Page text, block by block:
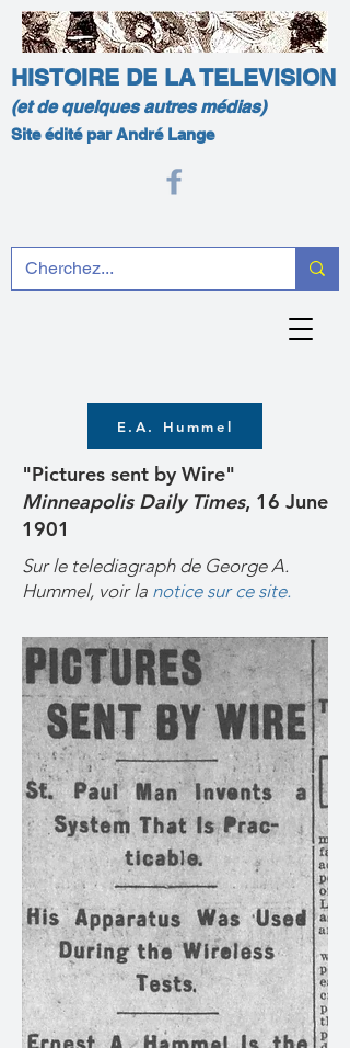
HISTOIRE DE LA TELEVISION
(et de quelques autres médias)
Site édité par André Lange
E.A. Hummel
"Pictures sent by Wire"
Minneapolis Daily Times, 16 June
1901
Sur le telediagraph de George A.
Hummel, voir la notice sur ce site.